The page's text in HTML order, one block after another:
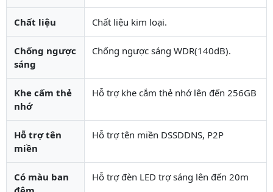
Chất liệu Chất liệu kim loại.
Chống ngược
sáng
Chống ngược sáng WDR(140dB).
Khe cấm thẻ
nhớ
Hỗ trợ khe cắm thẻ nhớ lên đến 256GB
Hỗ trợ tên
miền
Hỗ trợ tên miền DSSDDNS, P2P
Có màu ban
Hỗ trợ đèn LED trợ sáng lên đến 20m